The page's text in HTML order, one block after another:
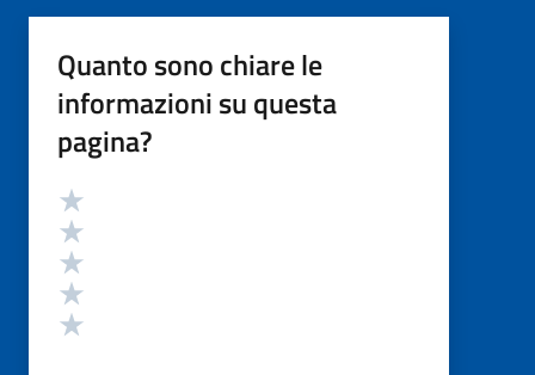
Quanto sono chiare le
informazioni su questa
pagina?
Valutazione